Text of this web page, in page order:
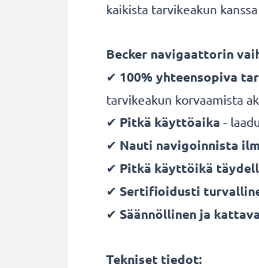
kaikista tarvikeakun
Becker navigaattorin
✔ 100% yhteensopiva
tarvikeakun korvaamista
✔ Pitkä käyttöaika -
✔ Nauti navigoinnista
✔ Pitkä käyttöikä
✔ Sertifioidusti
✔ Säännöllinen ja
Tekniset tiedot: